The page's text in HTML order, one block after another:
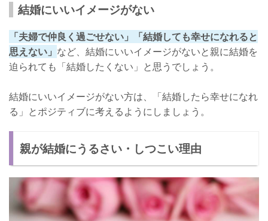
結婚にいいイメージがない
「夫婦で仲良く過ごせない」「結婚しても幸せになれると
思えない」 など、結婚にいいイメージがないと親に結婚を
迫られても「結婚したくない」と思うでしょう。
結婚にいいイメージがない方は、「結婚したら幸せになれ
る」とポジティブに考えるようにしましょう。
親が結婚にうるさい・しつこい理由